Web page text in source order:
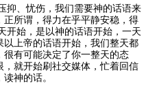
抑、忧伤，我们需要神的话语来
所谓，得力在乎平静安稳，得
开始，是以神的话语开始，一天
上帝的话语开始，我们整天都
有可能决定了你一整天的态
就开始刷社交媒体，忙着回信
神的话。